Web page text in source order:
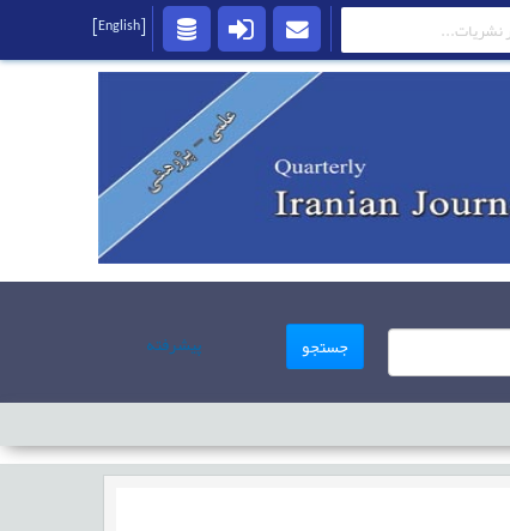
جستجو پیشرفته
[English]